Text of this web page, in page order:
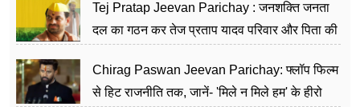
Tej Pratap Jeevan Parichay : जनशक्ति जनता
दल का गठन कर तेज प्रताप यादव परिवार और पिता की
Chirag Paswan Jeevan Parichay: फ्लॉप फिल्म
से हिट राजनीति तक, जानें- 'मिले न मिले हम' के हीरो